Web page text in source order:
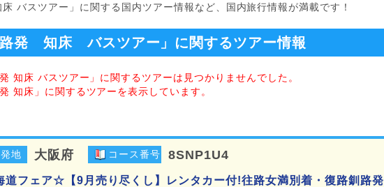
バスツアー」に関する国内ツアー情報など、国内旅行情報が満載です！
路発 知床 バスツアー」に関するツアー情報
発 知床 バスツアー」に関するツアーは見つかりませんでした。
発 知床」に関するツアーを表示しています。
地 大阪府 コース番号 8SNP1U4
フェア☆【9月売り尽くし】レンタカー付!往路女満別着・復路釧路発